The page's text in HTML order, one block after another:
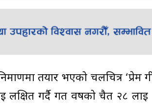
तयार भएको चलचित्र
लक्षित गर्दै गत वर्षको चैत २८